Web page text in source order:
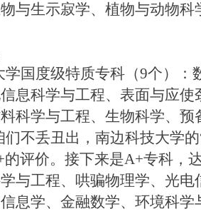
与生示寂学、植物与动物科
学国度级特质专科（9个）：
息科学与工程、表面与应使
科学与工程、生物科学、预
们不丢丑出，南边科技大学
的评价。接下来是A+专科，
与工程、哄骗物理学、光电
息学、金融数学、环境科学